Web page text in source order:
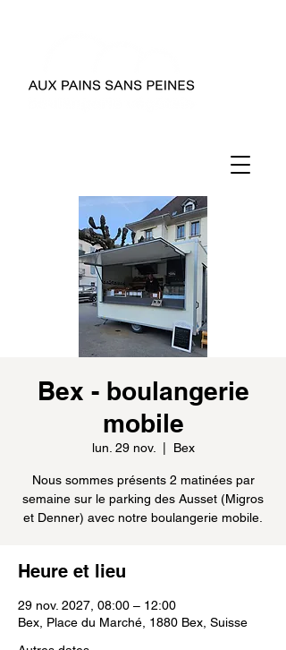
Bex - boulangerie
mobile
lun. 29 nov. Bex
Nous sommes présents 2 matinées par
semaine sur le parking des Ausset (Migros
et Denner) avec notre boulangerie mobile.
Heure et lieu
29 nov. 2027, 08:00 – 12:00
Bex, Place du Marché, 1880 Bex, Suisse